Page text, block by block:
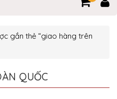
gắn thẻ “giao hàng trên
QUỐC